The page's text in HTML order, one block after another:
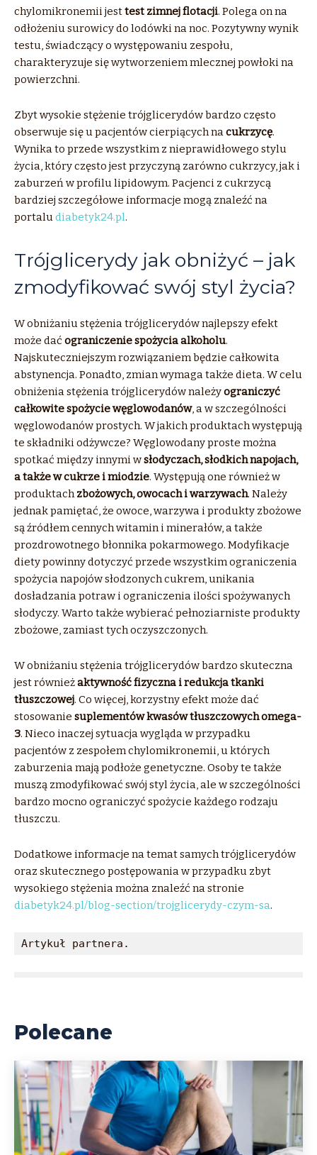
chylomikronemii jesttest zimnej flotacji. Polega on na
odłożeniu surowicy do lodówki na noc. Pozytywny wynik
testu, świadczący o występowaniu zespołu,
charakteryzuje się wytworzeniem mlecznej powłoki na
powierzchni.
Zbyt wysokie stężenie trójglicerydów bardzo często
obserwuje się u pacjentów cierpiących nacukrzycę.
Wynika to przede wszystkim z nieprawidłowego stylu
życia, który często jest przyczyną zarówno cukrzycy, jak i
zaburzeń w profilu lipidowym. Pacjenci z cukrzycą
bardziej szczegółowe informacje mogą znaleźć na
portaludiabetyk24.pl.
Trójglicerydy jak obniżyć – jak
zmodyfikować swój styl życia?
W obniżaniu stężenia trójglicerydów najlepszy efekt
może dać ograniczenie spożycia alkoholu.
Najskuteczniejszym rozwiązaniem będzie całkowita
abstynencja. Ponadto, zmian wymaga także dieta. W celu
obniżenia stężenia trójglicerydów należyograniczyć
całkowite spożycie węglowodanów, a w szczególności
węglowodanów prostych. W jakich produktach występują
te składniki odżywcze? Węglowodany proste można
spotkać między innymi wsłodyczach, słodkich napojach,
a także w cukrze i miodzie. Występują one również w
produktachzbożowych, owocach i warzywach. Należy
jednak pamiętać, że owoce, warzywa i produkty zbożowe
są źródłem cennych witamin i minerałów, a także
prozdrowotnego błonnika pokarmowego. Modyfikacje
diety powinny dotyczyć przede wszystkim ograniczenia
spożycia napojów słodzonych cukrem, unikania
dosładzania potraw i ograniczenia ilości spożywanych
słodyczy. Warto także wybierać pełnoziarniste produkty
zbożowe, zamiast tych oczyszczonych.
W obniżaniu stężenia trójglicerydów bardzo skuteczna
jest równieżaktywność fizyczna i redukcja tkanki
tłuszczowej. Co więcej, korzystny efekt może dać
stosowanie suplementów kwasów tłuszczowych omega-
3. Nieco inaczej sytuacja wygląda w przypadku
pacjentów z zespołem chylomikronemii, u których
zaburzenia mają podłoże genetyczne. Osoby te także
muszą zmodyfikować swój styl życia, ale w szczególności
bardzo mocno ograniczyć spożycie każdego rodzaju
tłuszczu.
Dodatkowe informacje na temat samych trójglicerydów
oraz skutecznego postępowania w przypadku zbyt
wysokiego stężenia można znaleźć na stronie
diabetyk24.pl/blog-section/trojglicerydy-czym-sa.
Artykuł partnera.
Polecane